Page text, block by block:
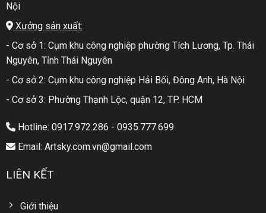
Nội
Xưởng sản xuất:
- Cơ sở 1: Cụm khu công nghiệp phường Tích Lương, Tp. Thái
Nguyên, Tỉnh Thái Nguyên
- Cơ sở 2: Cụm khu công nghiệp Hải Bối, Đông Anh, Hà Nội
- Cơ sở 3: Phường Thạnh Lộc, quận 12, TP. HCM
Hotline: 0917.972.286 - 0935.777.699
Email: Artsky.com.vn@gmail.com
LIÊN KẾT
Giới thiệu